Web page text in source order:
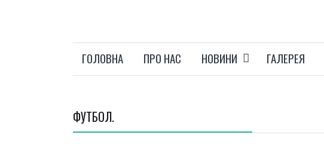
ГОЛОВНА ПРО НАС НОВИНИ ГАЛЕРЕЯ
ФУТБОЛ.